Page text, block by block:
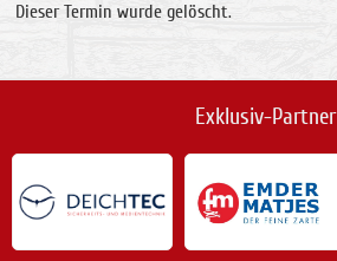
Dieser Termin wurde gelöscht.
Exklusiv-Partner